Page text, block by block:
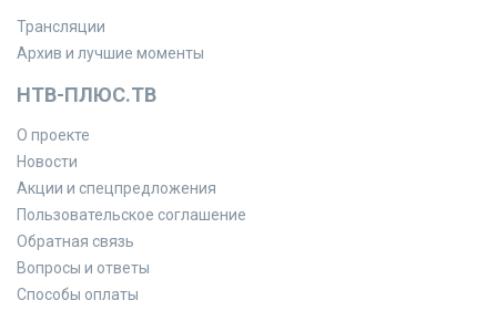
Трансляции
Архив и лучшие моменты
НТВ-ПЛЮС.ТВ
О проекте
Новости
Акции и спецпредложения
Пользовательское соглашение
Обратная связь
Вопросы и ответы
Способы оплаты